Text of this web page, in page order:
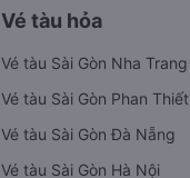
Vé tàu hỏa
Vé tàu Sài Gòn Nha Trang
Vé tàu Sài Gòn Phan Thiết
Vé tàu Sài Gòn Đà Nẵng
Vé tàu Sài Gòn Hà Nội